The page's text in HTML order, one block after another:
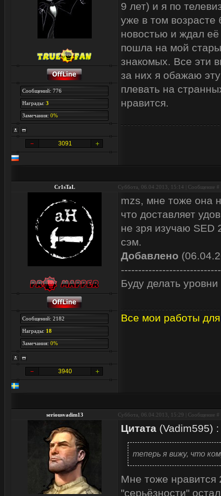
Сообщений: 776
Награды: 3
Замечания: 0%
3091
9 лет) и я по
уже в том
новостью и ждал
пошла на мой
знакомых. Все эти
за них я обажаю
плевать на
нравится.
Cr1sTaL Суббота, 06.04.2013, 15:14 | Сообщение #
Сообщений: 2182
Награды: 18
Замечания: 0%
3940
mzs, мне тоже она
что доставляет
не зря изучаю SED
сэм.
Добавлено
Буду делать
Все мои работы
seriousvadim13 Суббота, 06.04.2013, 15:29 | Сообщение #
Цитата (Vadim595) :
теперь я вижу, что
Мне тоже нравится
"серьёзности"